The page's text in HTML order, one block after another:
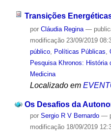
Transições
por Cláudia Regina —
modificação23/09/2019
público, Políticas Públicas,
Pesquisa Khronos: História
Medicina
Localizado em
Os Desafios da
por Sergio R V Bernardo —
modificação18/09/2019